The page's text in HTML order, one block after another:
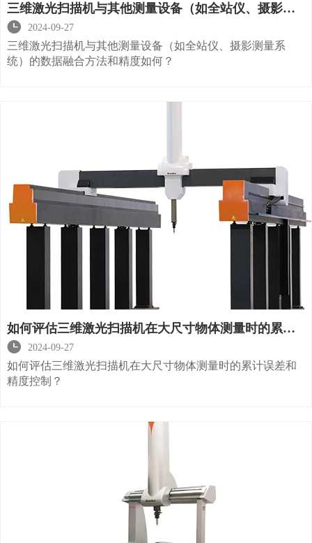
三维激光扫描机与其他测量设备（如全站仪、摄影测
量系统）的数据融合方法和精度如何？
 2024-09-27
三维激光扫描机与其他测量设备（如全站仪、摄影测量系
统）的数据融合方法和精度如何？
如何评估三维激光扫描机在大尺寸物体测量时的累计
误差和精度控制？
 2024-09-27
如何评估三维激光扫描机在大尺寸物体测量时的累计误差和
精度控制？